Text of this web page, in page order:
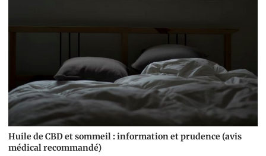
Huile de CBD et sommeil : information et prudence (avis
médical recommandé)